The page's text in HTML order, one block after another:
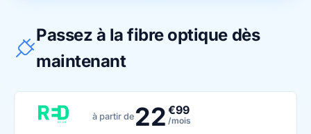
Passez à la fibre optique dès
maintenant
à partir de 22 €99
/mois